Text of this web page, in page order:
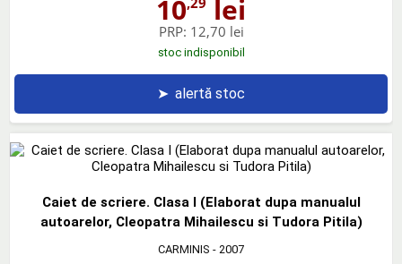
10 lei
PRP: 12,70 lei
stoc indisponibil
➤ alertă stoc
Caiet de scriere. Clasa I (Elaborat dupa manualul
autoarelor, Cleopatra Mihailescu si Tudora Pitila)
CARMINIS - 2007